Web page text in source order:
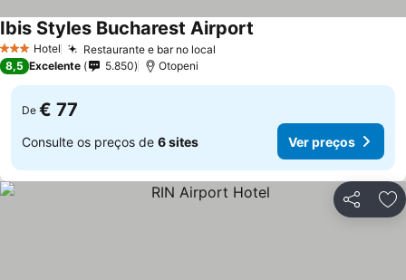
3 EstrelasHotel Restaurante e bar no local
Ibis Styles Bucharest Airport
8,5 Excelente 5.850 Otopeni
De € 77
Consulte os preços de 6 sites Ver preços
Partilhar